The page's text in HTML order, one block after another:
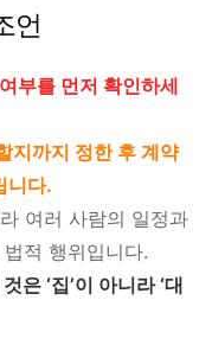
언
부를 먼저 확인하세
지까지 정한 후 계약
니다.
여러 사람의 일정과
적 행위입니다.
은 ‘집’이 아니라 ‘대